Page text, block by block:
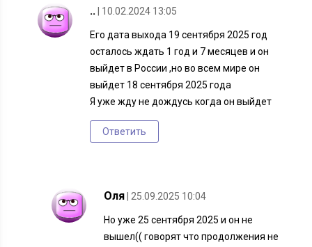
.. | 10.02.2024 13:05
Его дата выхода 19 сентября 2025 год
осталось ждать 1 год и 7 месяцев и он
выйдет в России ,но во всем мире он
выйдет 18 сентября 2025 года
Я уже жду не дождусь когда он выйдет
Ответить
Оля | 25.09.2025 10:04
Но уже 25 сентября 2025 и он не
вышел(( говорят что продолжения не